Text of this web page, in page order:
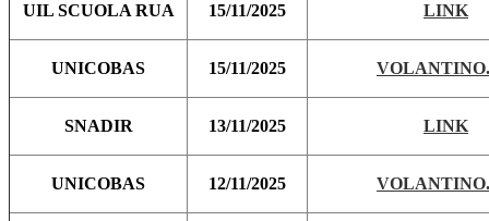
UIL SCUOLA RUA 15/11/2025 LINK
UNICOBAS 15/11/2025
SNADIR 13/11/2025 LINK
UNICOBAS 12/11/2025